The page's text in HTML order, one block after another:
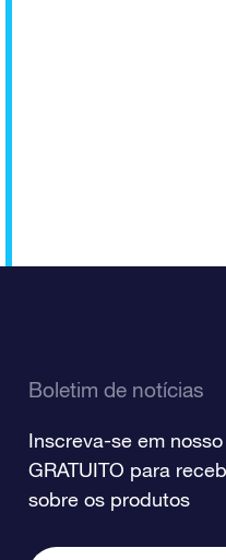
Boletim de notícias
Inscreva-se em
GRATUITO para
sobre os produtos